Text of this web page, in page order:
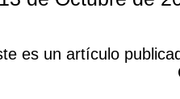
es un artículo